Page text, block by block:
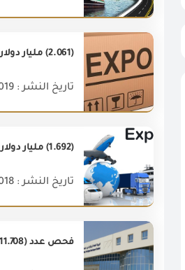
(2.061) مليار دولار قيمة صادرات مصر غير البترولية خلال شهر فبراير 2019
تاريخ النشر : 2019-04-03
(1.692) مليار دولار قيمة الصادرات المصرية غير البتروليه خلال شهر يونيو 2018
تاريخ النشر : 2018-07-24
فحص عدد (11.708) رسالة بمعامل الرقابة على الصادرات والواردات خلال شهر يناير 2020